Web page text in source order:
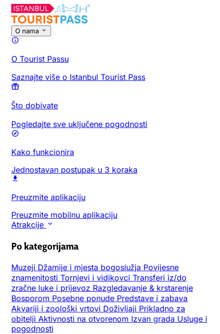
O nama
O Tourist Passu
Saznajte više o Istanbul Tourist Pass
Što dobivate
Pogledajte sve uključene pogodnosti
Kako funkcionira
Jednostavan postupak u 3 koraka
Preuzmite aplikaciju
Preuzmite mobilnu aplikaciju
Atrakcije
Po kategorijama
Muzeji Džamije i mjesta bogoslužja Povijesne
znamenitosti Tornjevi i vidikovci Transferi iz/do
zračne luke i prijevoz Razgledavanje & krstarenje
Bosporom Posebne ponude Predstave i zabava
Akvariji i zoološki vrtovi Doživljaji Prikladno za
obitelji Aktivnosti na otvorenom Izvan grada Usluge i
pogodnosti